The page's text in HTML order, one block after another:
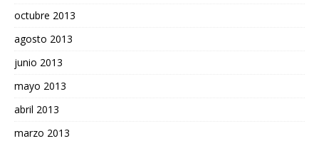
octubre 2013
agosto 2013
junio 2013
mayo 2013
abril 2013
marzo 2013